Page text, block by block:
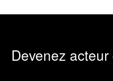
Devenez